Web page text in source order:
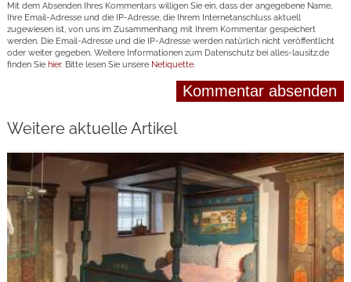
Mit dem Absenden Ihres Kommentars willigen Sie ein, dass der angegebene Name,
Ihre Email-Adresse und die IP-Adresse, die Ihrem Internetanschluss aktuell
zugewiesen ist, von uns im Zusammenhang mit Ihrem Kommentar gespeichert
werden. Die Email-Adresse und die IP-Adresse werden natürlich nicht veröffentlicht
oder weiter gegeben. Weitere Informationen zum Datenschutz bei alles-lausitz.de
finden Sie hier. Bitte lesen Sie unsere Netiquette.
Weitere aktuelle Artikel
weiterlesen